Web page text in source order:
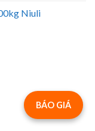
Niuli
BÁO GIÁ